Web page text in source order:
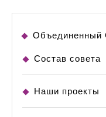
Объединенный
Состав совета
Наши проекты